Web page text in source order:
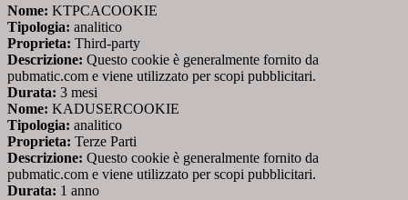
Nome: KTPCACOOKIE
Tipologia: analitico
Proprieta: Third-party
Descrizione: Questo cookie è generalmente fornito da
pubmatic.com e viene utilizzato per scopi pubblicitari.
Durata: 3 mesi
Nome: KADUSERCOOKIE
Tipologia: analitico
Proprieta: Terze Parti
Descrizione: Questo cookie è generalmente fornito da
pubmatic.com e viene utilizzato per scopi pubblicitari.
Durata: 1 anno